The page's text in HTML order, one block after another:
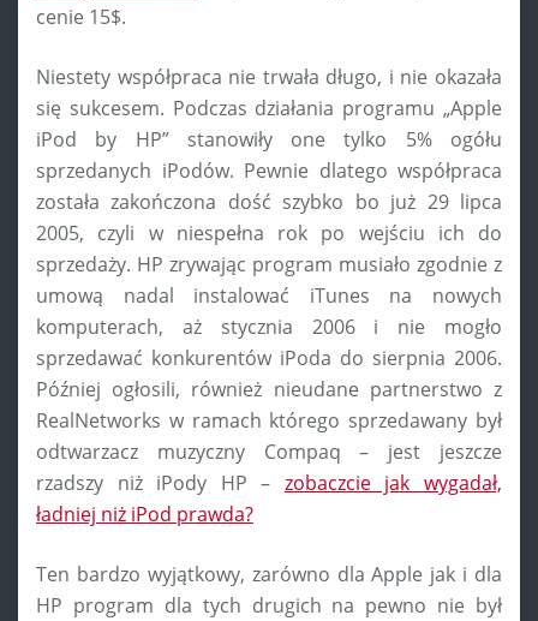
cenie 15$.
Niestety współpraca nie trwała długo, i nie okazała
się sukcesem. Podczas działania programu „Apple
iPod by HP” stanowiły one tylko 5% ogółu
sprzedanych iPodów. Pewnie dlatego współpraca
została zakończona dość szybko bo już 29 lipca
2005, czyli w niespełna rok po wejściu ich do
sprzedaży. HP zrywając program musiało zgodnie z
umową nadal instalować iTunes na nowych
komputerach, aż stycznia 2006 i nie mogło
sprzedawać konkurentów iPoda do sierpnia 2006.
Później ogłosili, również nieudane partnerstwo z
RealNetworks w ramach którego sprzedawany był
odtwarzacz muzyczny Compaq – jest jeszcze
rzadszy niż iPody HP – zobaczcie jak wygadał,
ładniej niż iPod prawda?
Ten bardzo wyjątkowy, zarówno dla Apple jak i dla
HP program dla tych drugich na pewno nie był